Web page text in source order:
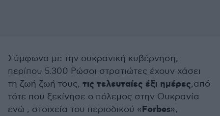
Σύμφωνα με την ουκρανική κυβέρνηση,
περίπου 5.300 Ρώσοι στρατιώτες έχουν χάσει
τη ζωή ζωή τους, τις τελευταίες έξι ημέρες,από
τότε που ξεκίνησε ο πόλεμος στην Ουκρανία
ενώ , στοιχεία του περιοδικού «Forbes»,